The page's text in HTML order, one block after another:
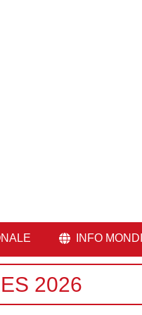
INFO
2026